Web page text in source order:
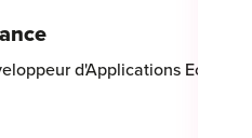
d'Applications Eco-